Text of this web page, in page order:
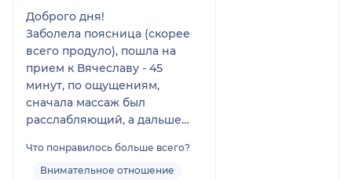
Доброго дня!
Заболела поясница (скорее
всего продуло), пошла на
прием к Вячеславу - 45
минут, по ощущениям,
сначала массаж был
расслабляющий, а дальше
очень понравилось -
тактичный, спокойный,
Что понравилось больше всего?
Внимательное отношение